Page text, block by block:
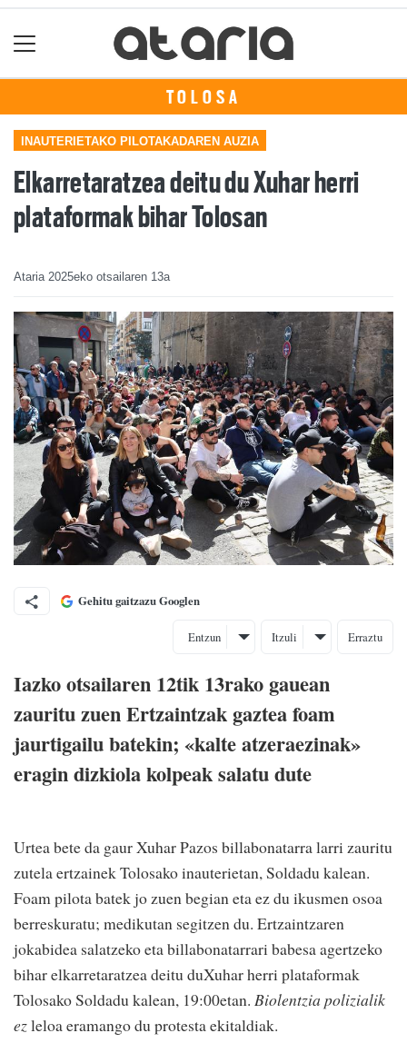
TOLOSA
INAUTERIETAKO PILOTAKADAREN AUZIA
Elkarretaratzea deitu du Xuhar herri
plataformak bihar Tolosan
Ataria 2025eko otsailaren 13a
Gehitu gaitzazu Googlen
Entzun Itzuli Erraztu
Iazko otsailaren 12tik 13rako gauean
zauritu zuen Ertzaintzak gaztea foam
jaurtigailu batekin; «kalte atzeraezinak»
eragin dizkiola kolpeak salatu dute
Urtea bete da gaur Xuhar Pazos billabonatarra larri zauritu
zutela ertzainek Tolosako inauterietan, Soldadu kalean.
Foam pilota batek jo zuen begian eta ez du ikusmen osoa
berreskuratu; medikutan segitzen du. Ertzaintzaren
jokabidea salatzeko eta billabonatarrari babesa agertzeko
bihar elkarretaratzea deitu duXuhar herri plataformak
Tolosako Soldadu kalean, 19:00etan. Biolentzia polizialik
ezleloa eramango du protesta ekitaldiak.